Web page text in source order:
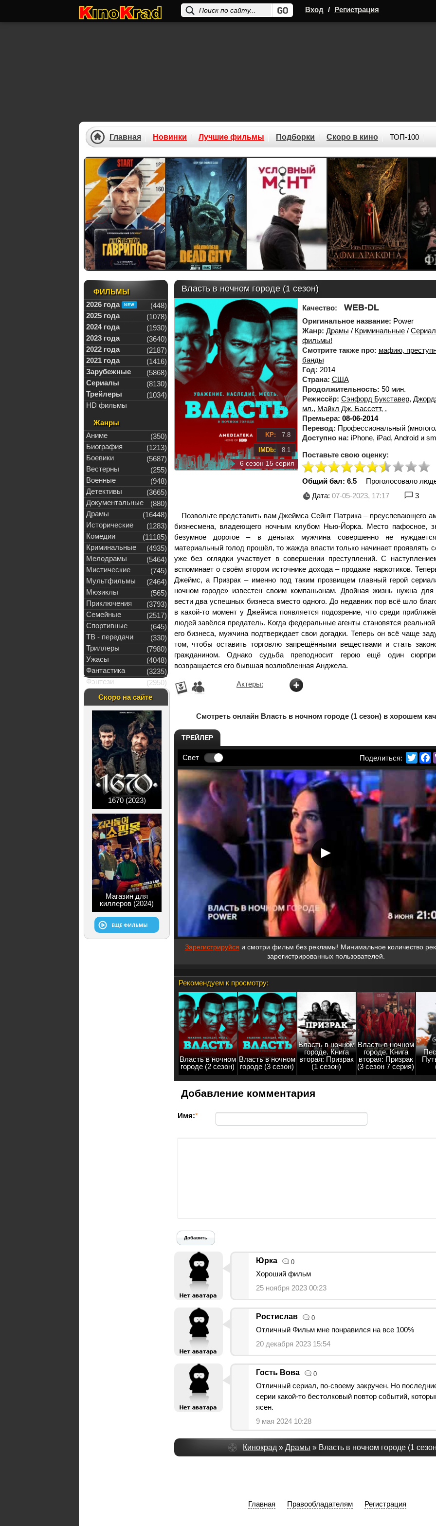
Вход / Регистрация
Власть в ночном городе (1 сезон)
6 сезон 15 серия
KP: 7.8
IMDb: 8.1
Качество: WEB-DL
Оригинальное название: Power
Жанр: Драмы / Криминальные/
фильмы!
Смотрите также про: мафию,
банды
Год: 2014
Страна: США
Продолжительность: 50 мин.
Режиссёр: Сэнфорд Букставер,
мл., Майкл Дж. Бассетт, .
Премьера: 08-06-2014
Перевод: Профессиональный
Доступно на: iPhone, iPad, Android и
Поставьте свою оценку:
Общий бал: 6.5
Проголосовало
Дата: 07-05-2023, 17:17 3
Позвольте представить вам Джеймса Сейнт Патрика – преуспевающего
бизнесмена, владеющего ночным клубом Нью-Йорка. Место пафосное,
безумное дорогое – в деньгах мужчина совершенно не
материальный голод прошёл, то жажда власти только начинает проявлять
уже без оглядки участвует в совершении преступлений. С
вспоминает о своём втором источнике дохода – продаже наркотиков.
Джеймс, а Призрак – именно под таким прозвищем главный герой
ночном городе» известен своим компаньонам. Двойная жизнь нужна для
вести два успешных бизнеса вместо одного. До недавних пор всё шло
в какой-то момент у Джеймса появляется подозрение, что среди
людей завёлся предатель. Когда федеральные агенты становятся
его бизнеса, мужчина подтверждает свои догадки. Теперь он всё чаще
том, чтобы оставить торговлю запрещёнными веществами и стать
гражданином. Однако судьба преподносит герою ещё один
возвращается его бывшая возлюбленная Анджела.
Актеры:
Смотреть онлайн Власть в ночном городе (1 сезон) в хорошем
ТРЕЙЛЕР
Свет
Зарегистрируйся и смотри фильм без рекламы! Минимальное количество
зарегистрированных пользователей.
Рекомендуем к просмотру:
Власть в ночном
городе (2 сезон)
Власть в ночном
городе (3 сезон)
Власть в ночном
городе. Книга
вторая: Призрак
(1 сезон)
Власть в ночном
городе. Книга
вторая: Призрак
(3 сезон 7 серия)
Добавление комментария
Имя:*
Добавить
Юрка 0
Хороший фильм
25 ноября 2023 00:23
Ростислав 0
Отличный Фильм мне понравился на все 100%
20 декабря 2023 15:54
Гость Вова 0
Отличный сериал, по-своему закручен. Но
серии какой-то бестолковый повтор событий,
ясен.
9 мая 2024 10:28
Кинокрад » Драмы » Власть в ночном городе (1
ФИЛЬМЫ
2026 года
(448)
2025 года
(1078)
2024 года
(1930)
2023 года
(3640)
2022 года
(2187)
2021 года
(1416)
Зарубежные
(5868)
Сериалы
(8130)
Трейлеры
(1034)
HD фильмы
Жанры
Аниме
(350)
Биография
(1213)
Боевики
(5687)
Вестерны
(255)
Военные
(948)
Детективы
(3665)
Документальные
(880)
Драмы
(16448)
Исторические
(1283)
Комедии
(11185)
Криминальные
(4935)
Мелодрамы
(5464)
Мистические
(745)
Мультфильмы
(2464)
Мюзиклы
(565)
Приключения
(3793)
Семейные
(2517)
Спортивные
(645)
ТВ - передачи
(330)
Триллеры
(7980)
Ужасы
(4048)
Фантастика
(3235)
Фэнтези
(2950)
Скоро на сайте
1670 (2023)
Магазин для
киллеров (2024)
Previous
Главная Новинки Лучшие фильмы Подборки Скоро в кино ТОП-100
Главная Правообладателям Регистрация